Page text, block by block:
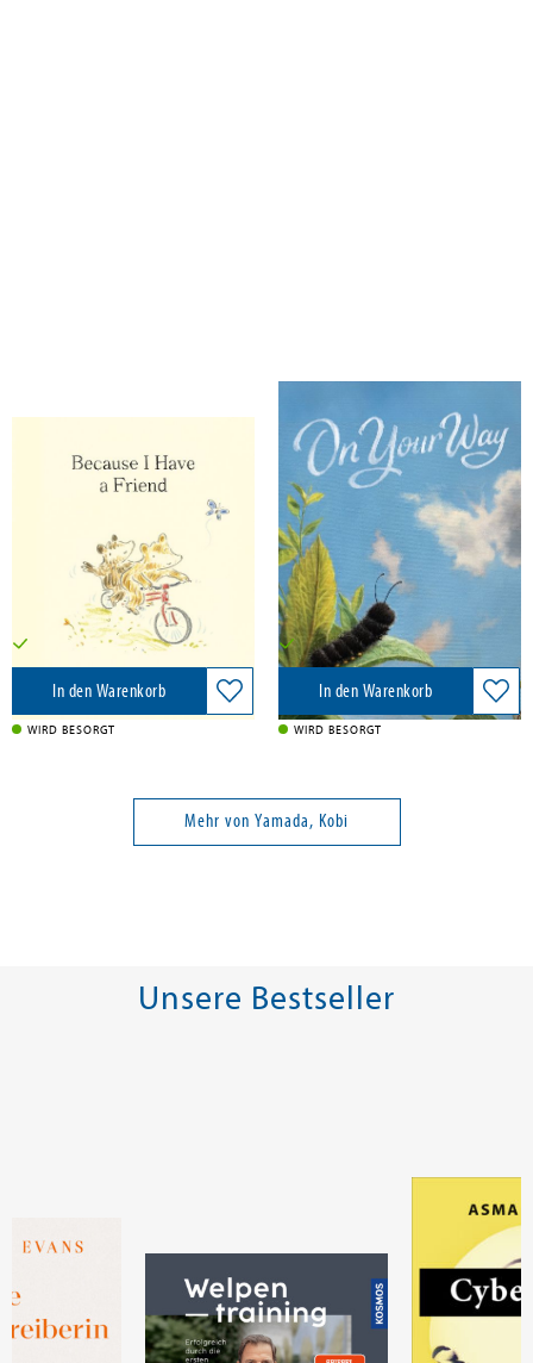
Because I Have a Friend
Clarkson Potter/Ten Speed, 2027
Versandkostenfrei in DE
In den Warenkorb
WIRD BESORGT
Yamada, Kobi
On Your Way
Clarkson Potter/Ten Speed, 2027
18,50 €
Versandkostenfrei in DE
In den Warenkorb
WIRD BESORGT
Mehr von Yamada, Kobi
Unsere Bestseller